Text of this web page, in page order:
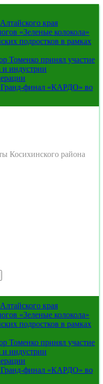
края
«Зеленые колокола»
подростков в рамках
Томенко принял участие
и индустрии
Гранд-финал «КАРДО» во
Косихинского района
края
«Зеленые колокола»
подростков в рамках
Томенко принял участие
и индустрии
Гранд-финал «КАРДО» во